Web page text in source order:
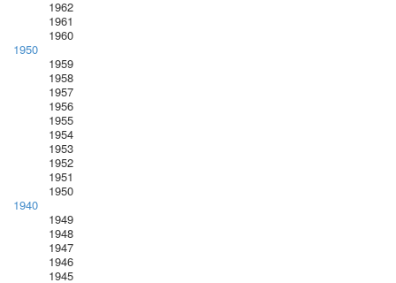
1962
1961
1960
1950
1959
1958
1957
1956
1955
1954
1953
1952
1951
1950
1940
1949
1948
1947
1946
1945